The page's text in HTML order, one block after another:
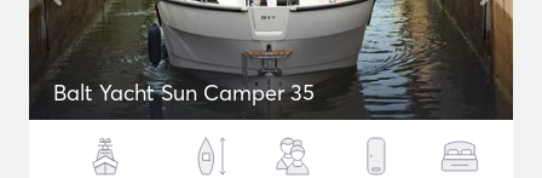
Balt Yacht Sun Camper 35